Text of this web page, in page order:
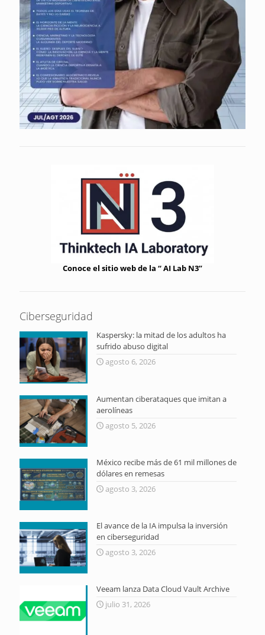
Conoce el sitio web de la “ AI Lab N3”
Ciberseguridad
Kaspersky: la mitad de los adultos ha
sufrido abuso digital
agosto 6, 2026
Aumentan ciberataques que imitan a
aerolíneas
agosto 5, 2026
México recibe más de 61 mil millones de
dólares en remesas
agosto 3, 2026
El avance de la IA impulsa la inversión
en ciberseguridad
agosto 3, 2026
Veeam lanza Data Cloud Vault Archive
julio 31, 2026